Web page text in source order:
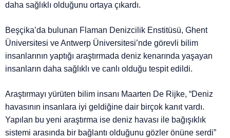
daha sağlıklı olduğunu ortaya çıkardı.
Beşçika’da bulunan Flaman Denizcilik Enstitüsü, Ghent
Üniversitesi ve Antwerp Üniversitesi’nde görevli bilim
insanlarının yaptığı araştırmada deniz kenarında yaşayan
insanların daha sağlıklı ve canlı olduğu tespit edildi.
Araştırmayı yürüten bilim insanı Maarten De Rijke, “Deniz
havasının insanlara iyi geldiğine dair birçok kanıt vardı.
Yapılan bu yeni araştırma ise deniz havası ile bağışıklık
sistemi arasında bir bağlantı olduğunu gözler önüne serdi”